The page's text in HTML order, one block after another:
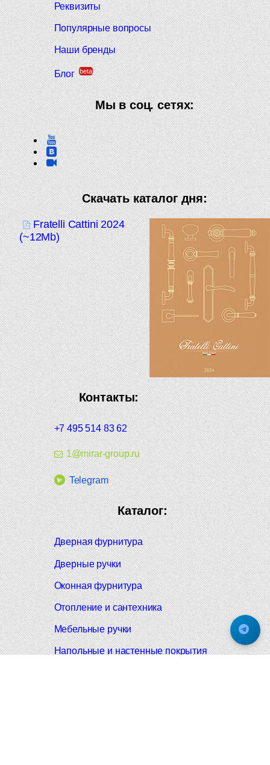
Реквизиты
Популярные вопросы
Наши бренды
Блог beta
Мы в соц. сетях:
Скачать каталог дня:
Fratelli Cattini 2024
(~12Mb)
Контакты:
+7 495 514 83 62
1@mirar-group.ru
Telegram
Каталог:
Дверная фурнитура
Дверные ручки
Оконная фурнитура
Отопление и сантехника
Мебельные ручки
Напольные и настенные покрытия